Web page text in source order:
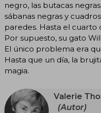
negro, las butacas
sábanas negras y
paredes. Hasta el cuarto
Por supuesto, su gato
El único problema era
Hasta que un día, la
magia.
Valerie
(Autor)